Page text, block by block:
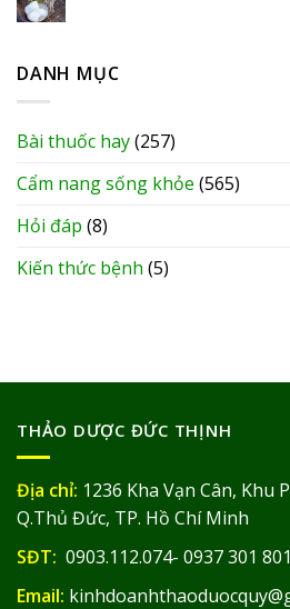
DANH MỤC
Bài thuốc hay(257)
Cẩm nang sống khỏe (565)
Hỏi đáp (8)
Kiến thức bệnh (5)
THẢO DƯỢC ĐỨC THỊNH
Địa chỉ: 1236 Kha Vạn Cân, Khu
Q.Thủ Đức, TP. Hồ Chí Minh
SĐT: 0903.112.074- 0937 301 801
Email: